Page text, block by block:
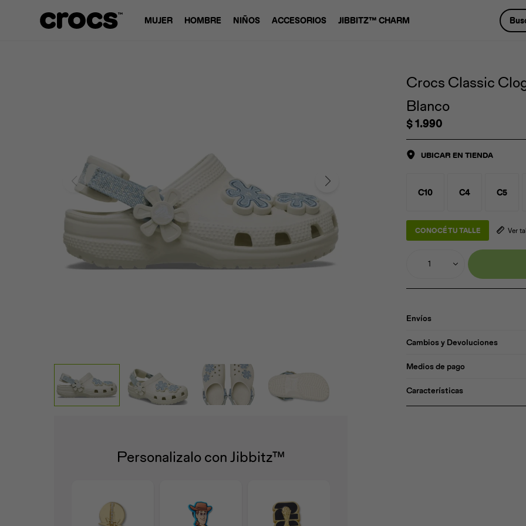
MUJER HOMBRE NIÑOS ACCESORIOS JIBBITZ™ CHARM
Personalizalo con Jibbitz™
Crocs Classic
Blanco
$1.990
UBICAR EN TIENDA
C10 C4 C5
CONOCÉ TU TALLE Ver
1
Envíos
Cambios y Devoluciones
Medios de pago
Características